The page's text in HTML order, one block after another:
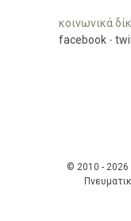
κοινωνικά
facebook -
© 2010 - 2026